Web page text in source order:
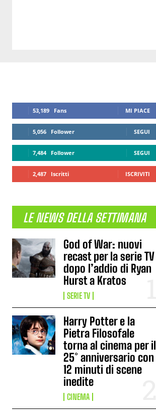
53,189 Fans MI PIACE
5,056 Follower SEGUI
7,484 Follower SEGUI
2,487 Iscritti ISCRIVITI
LE NEWS DELLA SETTIMANA
God of War: nuovi
recast per la serie TV
dopo l’addio di Ryan
Hurst a Kratos
SERIE TV
Harry Potter e la
Pietra Filosofale
torna al cinema per il
25° anniversario con
12 minuti di scene
inedite
CINEMA